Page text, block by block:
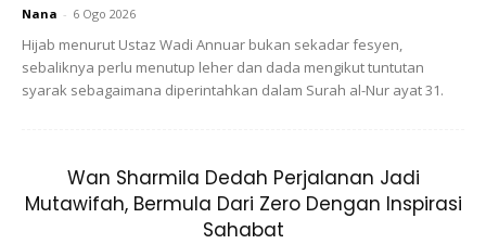
Nana - 6 Ogo 2026
Hijab menurut Ustaz Wadi Annuar bukan sekadar fesyen,
sebaliknya perlu menutup leher dan dada mengikut tuntutan
syarak sebagaimana diperintahkan dalam Surah al-Nur ayat 31.
Wan Sharmila Dedah Perjalanan Jadi
Mutawifah, Bermula Dari Zero Dengan Inspirasi
Sahabat